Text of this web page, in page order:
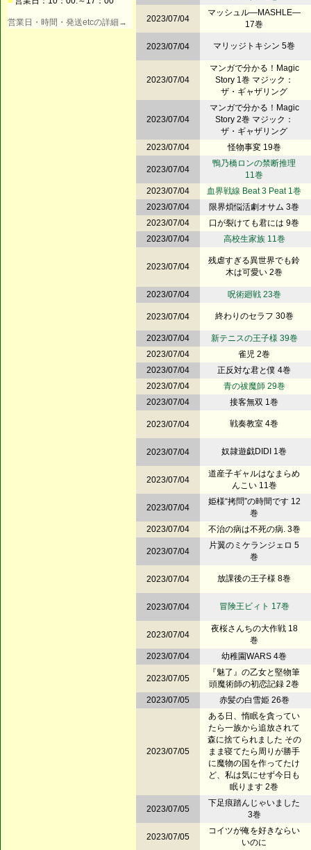
営業日・時間・発送etcの詳細→ 2023/07/04
マッシュル―MASHLE―
17巻
2023/07/04 マリッジトキシン 5巻
2023/07/04
マンガで分かる！Magic
Story 1巻 マジック：
ザ・ギャザリング
2023/07/04
マンガで分かる！Magic
Story 2巻 マジック：
ザ・ギャザリング
2023/07/04
怪物事変 19巻
2023/07/04
鴨乃橋ロンの禁断推理
11巻
2023/07/04
血界戦線 Beat 3 Peat 1巻
2023/07/04
限界煩悩活劇オサム 3巻
2023/07/04
口が裂けても君には 9巻
2023/07/04
高校生家族 11巻
2023/07/04
残虐すぎる異世界でも鈴
木は可愛い 2巻
2023/07/04 呪術廻戦 23巻
2023/07/04 終わりのセラフ 30巻
2023/07/04
新テニスの王子様 39巻
2023/07/04
雀児 2巻
2023/07/04
正反対な君と僕 4巻
2023/07/04
青の祓魔師 29巻
2023/07/04
接客無双 1巻
2023/07/04 戦奏教室 4巻
2023/07/04 奴隷遊戯DIDI 1巻
2023/07/04
道産子ギャルはなまらめ
んこい 11巻
2023/07/04
姫様“拷問”の時間です 12
巻
2023/07/04
不治の病は不死の病. 3巻
2023/07/04
片翼のミケランジェロ 5
巻
2023/07/04 放課後の王子様 8巻
2023/07/04 冒険王ビィト 17巻
2023/07/04
夜桜さんちの大作戦 18
巻
2023/07/04
幼稚園WARS 4巻
2023/07/05
『魅了』の乙女と堅物筆
頭魔術師の初恋記録 2巻
2023/07/05
赤髪の白雪姫 26巻
2023/07/05
ある日、惰眠を貪ってい
たら一族から追放されて
森に捨てられました その
まま寝てたら周りが勝手
に魔物の国を作ってたけ
ど、私は気にせず今日も
眠ります 2巻
2023/07/05
下足痕踏んじゃいました
3巻
2023/07/05
コイツが俺を好きならい
いのに